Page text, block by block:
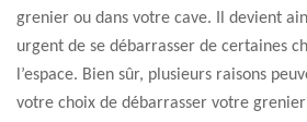
grenier ou dans votre cave. Il devient
urgent de se débarrasser de certaines
l’espace. Bien sûr, plusieurs raisons
votre choix de débarrasser votre